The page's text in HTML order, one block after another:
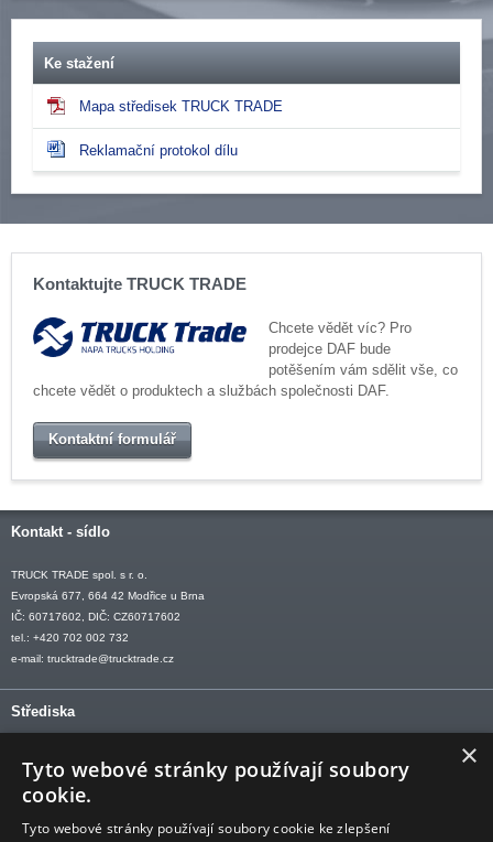
Ke stažení
Mapa středisek TRUCK TRADE
Reklamační protokol dílu
Kontaktujte TRUCK TRADE
Chcete vědět víc? Pro
prodejce DAF bude
potěšením vám sdělit vše, co
chcete vědět o produktech a službách společnosti DAF.
Kontaktní formulář
Kontakt - sídlo
TRUCK TRADE spol. s r. o.
Evropská 677, 664 42 Modřice u Brna
IČ: 60717602, DIČ: CZ60717602
tel.: +420 702 002 732
e-mail: trucktrade@trucktrade.cz
Střediska
OSTRAVA tel: +420 602 547 882
OTROKOVICE tel: +420 577 110 921-2
×
Tyto webové stránky používají soubory
cookie.
Tyto webové stránky používají soubory cookie ke zlepšení